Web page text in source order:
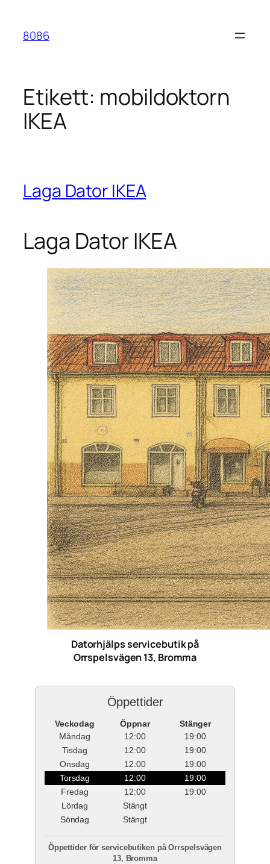
innehåll
8086
Etikett: mobildoktorn
IKEA
Laga Dator IKEA
Laga Dator IKEA
Datorhjälps servicebutik på
Orrspelsvägen 13, Bromma
Öppettider
Veckodag Öppnar
Stänger
Måndag
12:00
19:00
Tisdag
12:00
19:00
Onsdag
12:00
19:00
Torsdag
12:00
19:00
Fredag
12:00
19:00
Lördag
Stängt
Söndag
Stängt
Öppettider för servicebutiken på Orrspelsvägen
13, Bromma